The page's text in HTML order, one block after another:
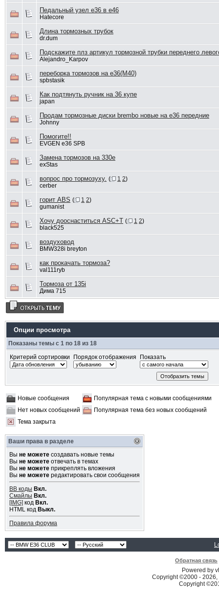
Педальный узел е36 в е46
Hatecore
Длина тормозных трубок
dr.dum
Подскажите плз артикул тормозной трубки переднего
Alejandro_Karpov
переборка тормозов на e36(M40)
spbstasik
Как подтянуть ручник на 36 купе
japan
Продам тормозные диски brembo новые на е36 передние
Johnny
Помогите!!
EVGEN e36 SPB
Замена тормозов на 330е
exStas
вопрос про тормозуху. ( 1 2)
cerber
горит ABS ( 1 2)
gumanist
Хочу дооснаститься ASC+T ( 1 2)
black525
воздуховод
BMW328i breyton
как прокачать тормоза?
val111ryb
Тормоза от 135i
Дима 715
Опции просмотра
Показаны темы с 1 по 18 из 18
Критерий сортировки
Порядок отображения Показать
Новые сообщения
Популярная тема с новыми сообщениями
Нет новых сообщений
Популярная тема без новых сообщений
Тема закрыта
Ваши права в разделе
Вы не можетесоздавать новые темы
Вы не можетеотвечать в темах
Вы не можетеприкреплять вложения
Вы не можетередактировать свои сообщения
BB коды Вкл.
Смайлы Вкл.
[IMG] код Вкл.
HTML код Выкл.
Правила форума
Обратная связь
Powered by
Copyright ©2000 -
Copyright